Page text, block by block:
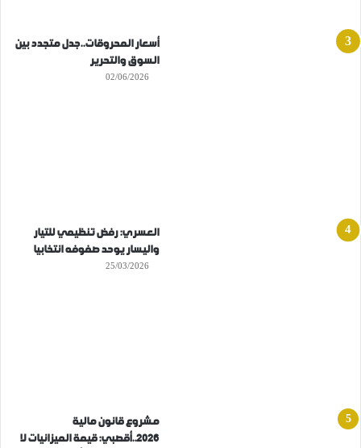
أسعار المحروقات..جدل متجدد بين
السوق والتحرير
02/06/2026
العسري: رفض تنظيمي للتيار
واليسار يوحد صفوفه انتخابيا
25/03/2026
مشروع قانون مالية
2026..أقصبي: قيمة الميزانيات لا